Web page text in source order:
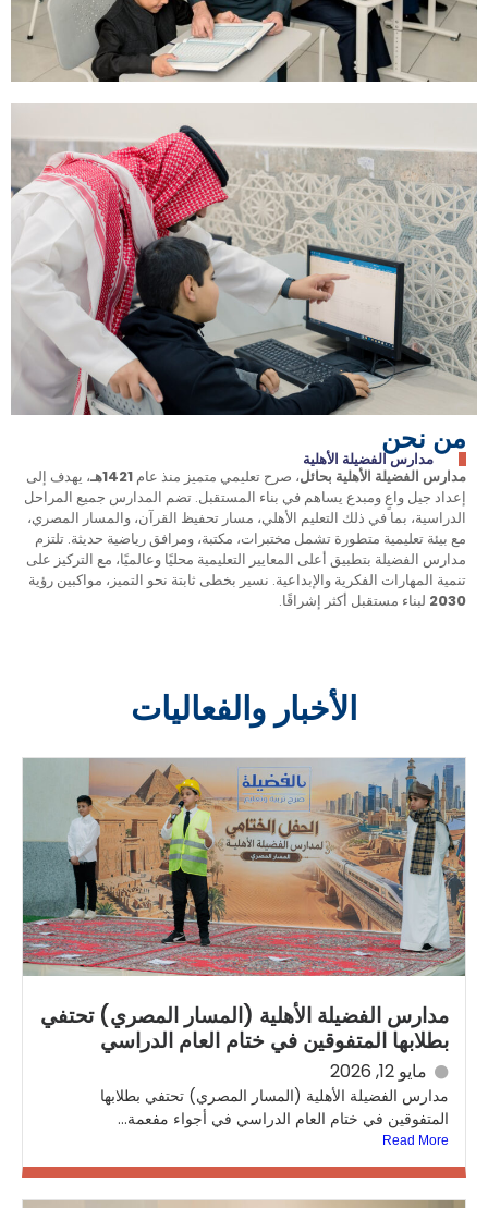
من نحن
مدارس الفضيلة الأهلية
مدارس الفضيلة الأهلية بحائل، صرح تعليمي متميز منذ عام 1421هـ
، يهدف إلى
إعداد جيل واعٍ ومبدع يساهم في بناء المستقبل. تضم المدارس جميع المراحل
الدراسية، بما في ذلك التعليم الأهلي، مسار تحفيظ القرآن، والمسار المصري،
مع بيئة تعليمية متطورة تشمل مختبرات، مكتبة، ومرافق رياضية حديثة. تلتزم
مدارس الفضيلة بتطبيق أعلى المعايير التعليمية محليًا وعالميًا، مع التركيز على
تنمية المهارات الفكرية والإبداعية. نسير بخطى ثابتة نحو التميز، مواكبين رؤية
2030 لبناء مستقبل أكثر إشراقًا.
الأخبار والفعاليات
مدارس الفضيلة الأهلية (المسار المصري) تحتفي
بطلابها المتفوقين في ختام العام الدراسي
مايو 12, 2026
مدارس الفضيلة الأهلية (المسار المصري) تحتفي بطلابها
المتفوقين في ختام العام الدراسي في أجواء مفعمة...
Read More